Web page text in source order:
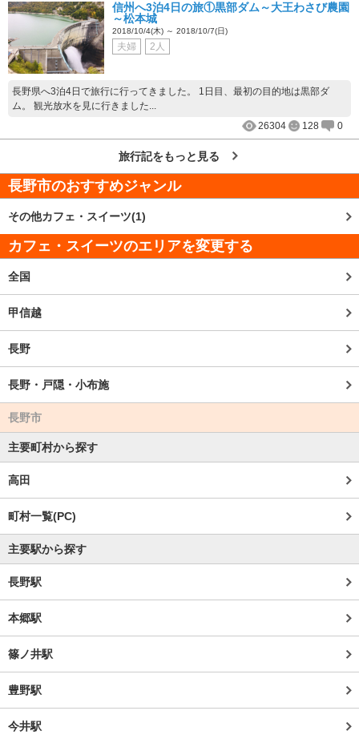
信州へ3泊4日の旅①黒部ダム～大王わさび農園
～松本城
2018/10/4(木) ～ 2018/10/7(日)
夫婦 2人
長野県へ3泊4日で旅行に行ってきました。 1日目、最初の目的地は黒部ダ
ム。 観光放水を見に行きました...
26304
128 0
旅行記をもっと見る
長野市のおすすめジャンル
その他カフェ・スイーツ(1)
カフェ・スイーツのエリアを変更する
全国
甲信越
長野
長野・戸隠・小布施
長野市
主要町村から探す
高田
町村一覧(PC)
主要駅から探す
長野駅
本郷駅
篠ノ井駅
豊野駅
今井駅